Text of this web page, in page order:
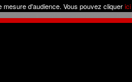
d'audience. Vous pouvez cliquerici